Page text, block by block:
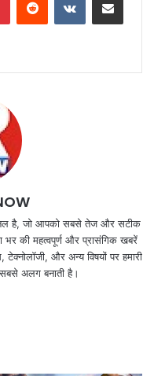
है, जो आपको सबसे तेज और सटीक
भर की महत्वपूर्ण और प्रासंगिक खबरें
और अन्य विषयों पर हमारी
सबसे अलग बनाती है।